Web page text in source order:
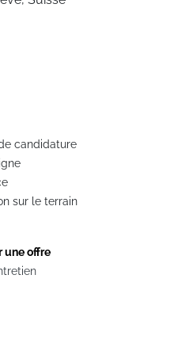
candidature
sur le terrain
une offre